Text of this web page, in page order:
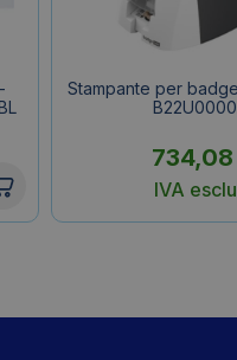
Stampante per
IVA